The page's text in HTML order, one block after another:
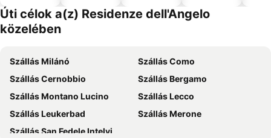
Úti célok a(z) Residenze dell'Angelo
közelében
Szállás Milánó
Szállás Como
Szállás Cernobbio
Szállás Bergamo
Szállás Montano Lucino
Szállás Lecco
Szállás Leukerbad
Szállás Merone
Szállás San Fedele Intelvi